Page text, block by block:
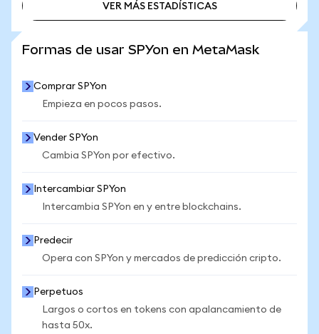
VER MÁS ESTADÍSTICAS
Formas de usar SPYon en MetaMask
Comprar SPYon
Empieza en pocos pasos.
Vender SPYon
Cambia SPYon por efectivo.
Intercambiar SPYon
Intercambia SPYon en y entre blockchains.
Predecir
Opera con SPYon y mercados de predicción cripto.
Perpetuos
Largos o cortos en tokens con apalancamiento de
hasta 50x.